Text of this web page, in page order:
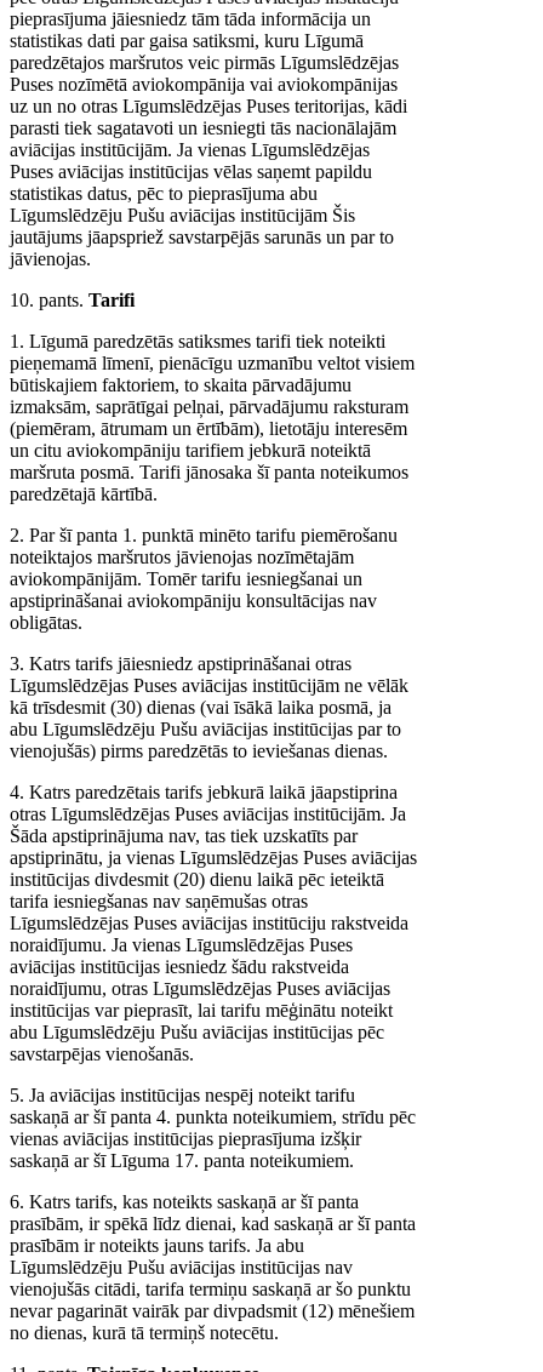
pieprasījuma jāiesniedz tām tāda informācija un
statistikas dati par gaisa satiksmi, kuru Līgumā
paredzētajos maršrutos veic pirmās Līgumslēdzējas
Puses nozīmētā aviokompānija vai aviokompānijas
uz un no otras Līgumslēdzējas Puses teritorijas, kādi
parasti tiek sagatavoti un iesniegti tās nacionālajām
aviācijas institūcijām. Ja vienas Līgumslēdzējas
Puses aviācijas institūcijas vēlas saņemt papildu
statistikas datus, pēc to pieprasījuma abu
Līgumslēdzēju Pušu aviācijas institūcijām Šis
jautājums jāapspriež savstarpējās sarunās un par to
jāvienojas.
10. pants. Tarifi
1. Līgumā paredzētās satiksmes tarifi tiek noteikti
pieņemamā līmenī, pienācīgu uzmanību veltot visiem
būtiskajiem faktoriem, to skaita pārvadājumu
izmaksām, saprātīgai pelņai, pārvadājumu raksturam
(piemēram, ātrumam un ērtībām), lietotāju interesēm
un citu aviokompāniju tarifiem jebkurā noteiktā
maršruta posmā. Tarifi jānosaka šī panta noteikumos
paredzētajā kārtībā.
2. Par šī panta 1. punktā minēto tarifu piemērošanu
noteiktajos maršrutos jāvienojas nozīmētajām
aviokompānijām. Tomēr tarifu iesniegšanai un
apstiprināšanai aviokompāniju konsultācijas nav
obligātas.
3. Katrs tarifs jāiesniedz apstiprināšanai otras
Līgumslēdzējas Puses aviācijas institūcijām ne vēlāk
kā trīsdesmit (30) dienas (vai īsākā laika posmā, ja
abu Līgumslēdzēju Pušu aviācijas institūcijas par to
vienojušās) pirms paredzētās to ieviešanas dienas.
4. Katrs paredzētais tarifs jebkurā laikā jāapstiprina
otras Līgumslēdzējas Puses aviācijas institūcijām. Ja
Šāda apstiprinājuma nav, tas tiek uzskatīts par
apstiprinātu, ja vienas Līgumslēdzējas Puses aviācijas
institūcijas divdesmit (20) dienu laikā pēc ieteiktā
tarifa iesniegšanas nav saņēmušas otras
Līgumslēdzējas Puses aviācijas institūciju rakstveida
noraidījumu. Ja vienas Līgumslēdzējas Puses
aviācijas institūcijas iesniedz šādu rakstveida
noraidījumu, otras Līgumslēdzējas Puses aviācijas
institūcijas var pieprasīt, lai tarifu mēģinātu noteikt
abu Līgumslēdzēju Pušu aviācijas institūcijas pēc
savstarpējas vienošanās.
5. Ja aviācijas institūcijas nespēj noteikt tarifu
saskaņā ar šī panta 4. punkta noteikumiem, strīdu pēc
vienas aviācijas institūcijas pieprasījuma izšķir
saskaņā ar šī Līguma 17. panta noteikumiem.
6. Katrs tarifs, kas noteikts saskaņā ar šī panta
prasībām, ir spēkā līdz dienai, kad saskaņā ar šī panta
prasībām ir noteikts jauns tarifs. Ja abu
Līgumslēdzēju Pušu aviācijas institūcijas nav
vienojušās citādi, tarifa termiņu saskaņā ar šo punktu
nevar pagarināt vairāk par divpadsmit (12) mēnešiem
no dienas, kurā tā termiņš notecētu.